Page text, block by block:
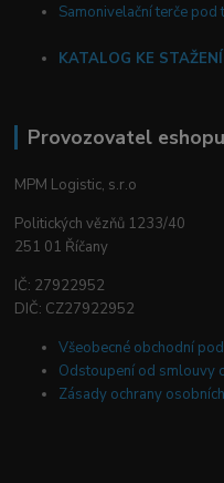
Samonivelační terče pod
KATALOG KE STAŽENÍ
Provozovatel eshopu
MPM Logistic, s.r.o
Politických vězňů 1233/40
251 01 Říčany
IČ: 27922952
DIČ: CZ27922952
Všeobecné obchodní
Odstoupení od smlouvy
Zásady ochrany